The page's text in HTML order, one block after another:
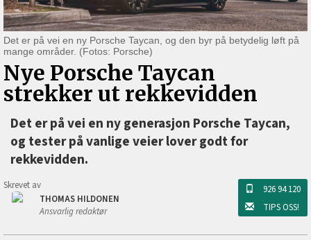
Det er på vei en ny Porsche Taycan, og den byr på betydelig løft på
mange områder. (Fotos: Porsche)
Nye Porsche Taycan
strekker ut rekkevidden
Det er på vei en ny generasjon Porsche Taycan,
og tester på vanlige veier lover godt for
rekkevidden.
Skrevet av
THOMAS HILDONEN
Ansvarlig redaktør
926 94 120
TIPS OSS!